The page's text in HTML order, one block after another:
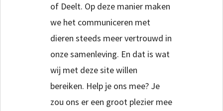
of Deelt. Op deze manier maken
we het communiceren met
dieren steeds meer vertrouwd in
onze samenleving. En dat is wat
wij met deze site willen
bereiken. Help je ons mee? Je
zou ons er een groot plezier mee